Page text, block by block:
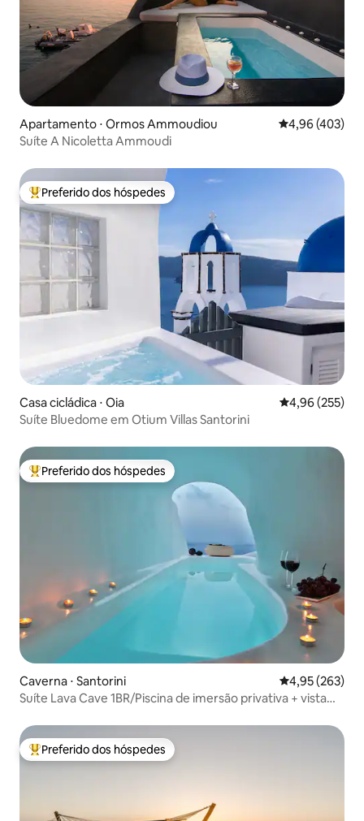
Apartamento ⋅ Ormos Ammoudiou 4,96 de uma
4,96 (403)
Suíte A Nicoletta Ammoudi
Entre os melhores preferidos dos hóspedes
Preferido dos hóspedes
Casa cicládica ⋅ Oia 4,96 de uma
4,96 (255)
Suíte Bluedome em Otium Villas Santorini
Entre os melhores preferidos dos hóspedes
Preferido dos hóspedes
Caverna ⋅ Santorini 4,95 de uma
4,95 (263)
Suíte Lava Cave 1BR/Piscina de imersão privativa + vista
Entre os melhores preferidos dos hóspedes
Preferido dos hóspedes